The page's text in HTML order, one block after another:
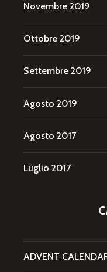
Novembre 2019
Ottobre 2019
Settembre 2019
Agosto 2019
Agosto 2017
Luglio 2017
ADVENT